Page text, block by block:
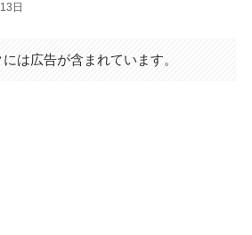
日
は広告が含まれています。